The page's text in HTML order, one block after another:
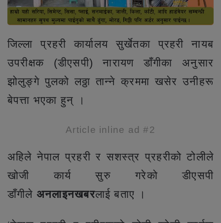
जिल्ला प्रहरी कार्यालय सुर्खेतका प्रहरी नायब
उपरीक्षक (डीएसपी) नारायण डाँगीका अनुसार
झोलुङ्गे पुलको लठ्ठा तान्ने क्रममा खसेर उनीहरू
बेपत्ता भएका हुन् ।
Article inline ad #2
अहिले नेपाल प्रहरी र सशस्त्र प्रहरीको टोलीले
खोजी कार्य सुरु गरेको डीएसपी
डाँगीले अनलाइनखबरलाई बताए ।